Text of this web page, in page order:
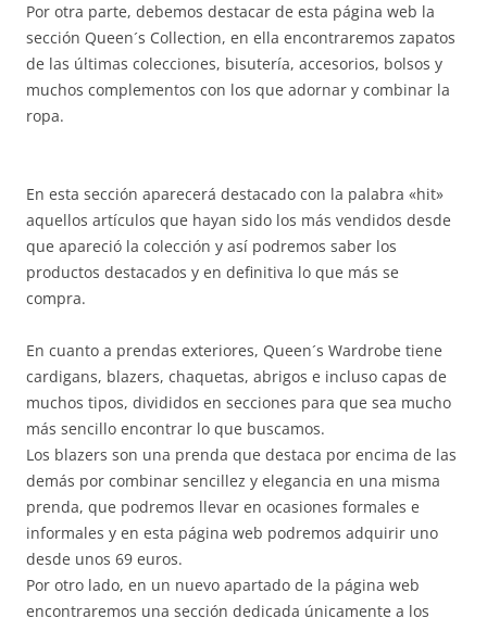
Por otra parte, debemos destacar de esta página web la
sección Queen´s Collection, en ella encontraremos zapatos
de las últimas colecciones, bisutería, accesorios, bolsos y
muchos complementos con los que adornar y combinar la
ropa.
En esta sección aparecerá destacado con la palabra «hit»
aquellos artículos que hayan sido los más vendidos desde
que apareció la colección y así podremos saber los
productos destacados y en definitiva lo que más se
compra.
En cuanto a prendas exteriores, Queen´s Wardrobe tiene
cardigans, blazers, chaquetas, abrigos e incluso capas de
muchos tipos, divididos en secciones para que sea mucho
más sencillo encontrar lo que buscamos.
Los blazers son una prenda que destaca por encima de las
demás por combinar sencillez y elegancia en una misma
prenda, que podremos llevar en ocasiones formales e
informales y en esta página web podremos adquirir uno
desde unos 69 euros.
Por otro lado, en un nuevo apartado de la página web
encontraremos una sección dedicada únicamente a los